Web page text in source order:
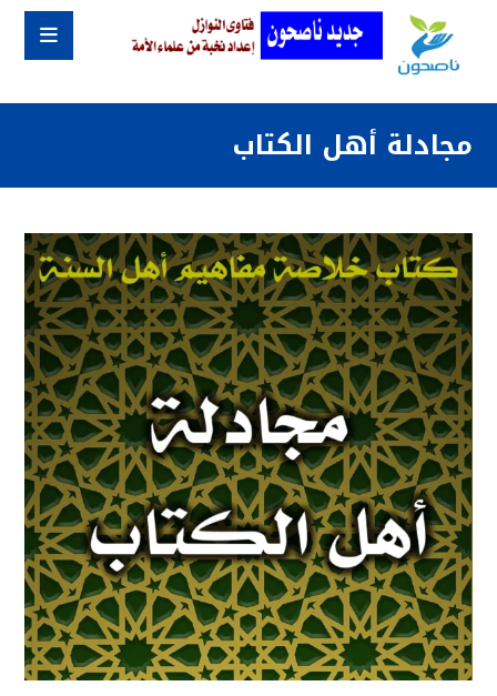
مجادلة أهل الكتاب